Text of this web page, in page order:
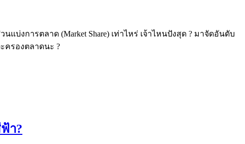
นแบ่งการตลาด (Market Share) เท่าไหร่ เจ้าไหนปังสุด ? มาจัดอันดับ
ครองตลาดนะ ?
า?